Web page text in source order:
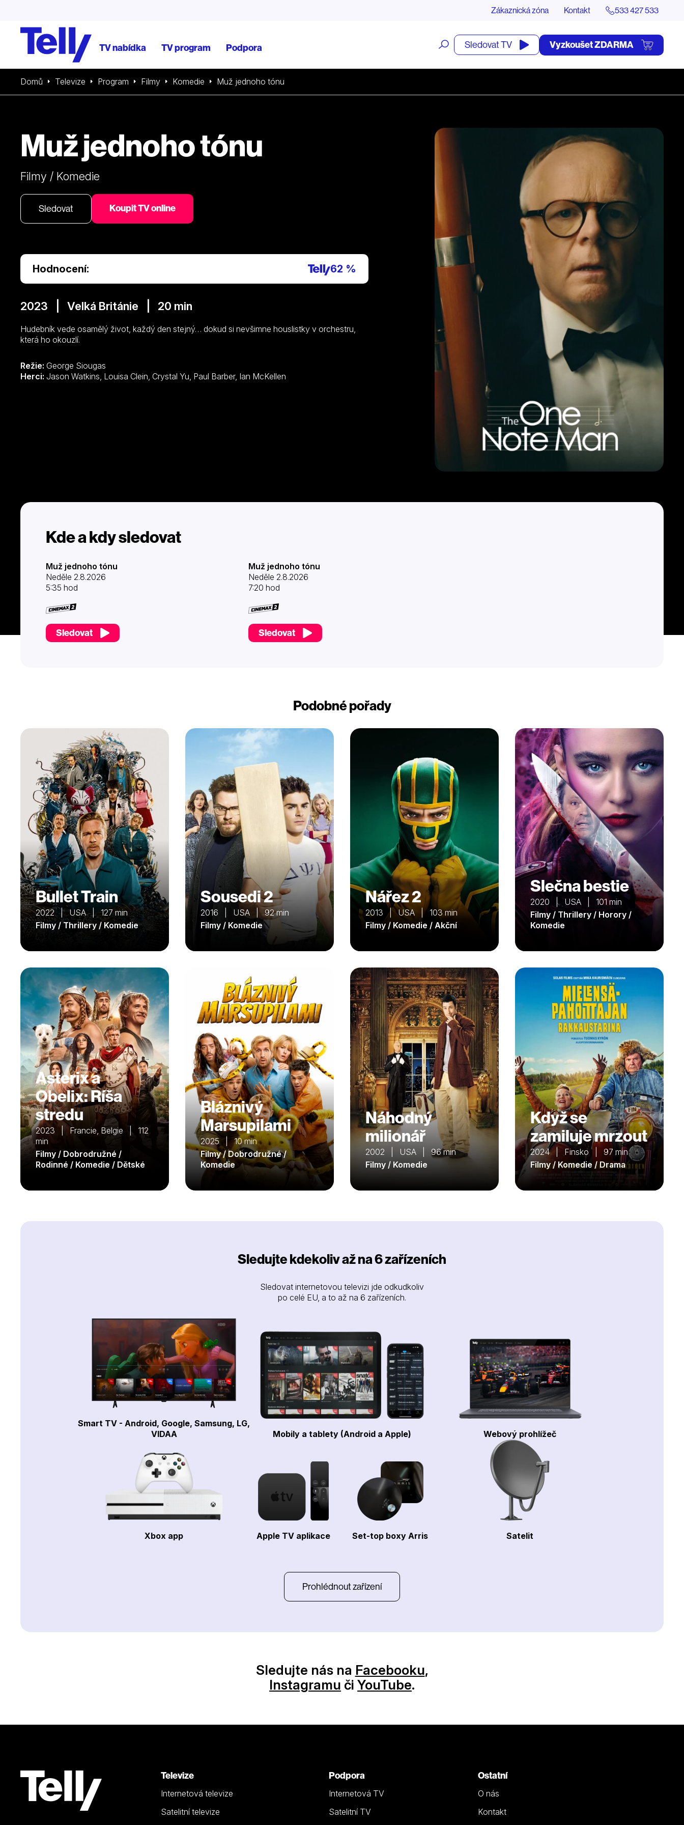
Zákaznická zóna Kontakt 533 427 533
TV nabídka TV program Podpora
Otevřít
vyhledávání
Sledovat TV Vyzkoušet ZDARMA
Domů Televize Program Filmy Komedie Muž jednoho tónu
Muž jednoho tónu
Filmy / Komedie
Sledovat Koupit TV online
Hodnocení: 62 %
2023 | Velká Británie | 20 min
Hudebník vede osamělý život, každý den stejný… dokud si nevšimne houslistky v orchestru,
která ho okouzlí.
Režie: George Siougas
Herci:
Jason Watkins, Louisa Clein, Crystal Yu, Paul Barber, Ian McKellen
Kde a kdy sledovat
Muž jednoho tónu
Neděle 2.8.2026
5:35 hod
Sledovat
Muž jednoho tónu
Neděle 2.8.2026
7:20 hod
Sledovat
Podobné pořady
Bullet Train
2022 | USA | 127 min
Filmy / Thrillery / Komedie
Sousedi 2
2016 | USA | 92 min
Filmy / Komedie
Nářez 2
2013 | USA | 103 min
Filmy / Komedie / Akční
Slečna bestie
2020 | USA | 101 min
Filmy / Thrillery / Horory /
Komedie
Asterix a
Obelix: Ríša
stredu
2023 | Francie, Belgie | 112
min
Filmy / Dobrodružné /
Rodinné / Komedie / Dětské
Bláznivý
Marsupilami
2025 | 10 min
Filmy / Dobrodružné /
Komedie
Náhodný
milionář
2002 | USA | 96 min
Filmy / Komedie
Když se
zamiluje mrzout
2024 | Finsko | 97 min
Filmy / Komedie / Drama
Sledujte kdekoliv až na 6 zařízeních
Sledovat internetovou televizi jde odkudkoliv
po celé EU, a to až na 6 zařízeních.
Smart TV - Android, Google, Samsung, LG,
VIDAA
Mobily a tablety (Android a Apple) Webový prohlížeč
Xbox app Apple TV aplikace Set-top boxy Arris Satelit
Prohlédnout zařízení
Sledujte nás na Facebooku,
Instagramu či YouTube.
Televize
Internetová televize
Satelitní televize
Podpora
Internetová TV
Satelitní TV
Ostatní
O nás
Kontakt